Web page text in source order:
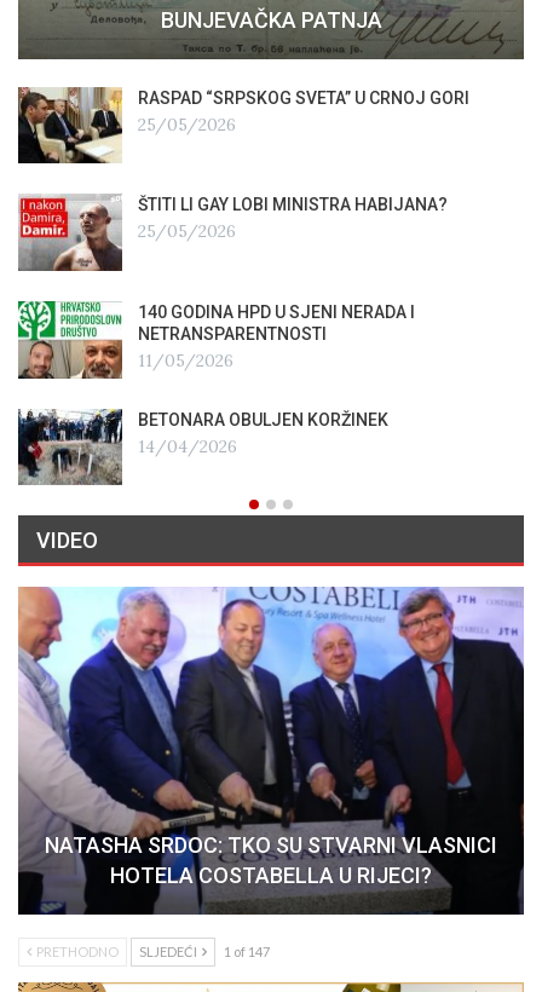
BUNJEVAČKA PATNJA
RASPAD “SRPSKOG SVETA” U CRNOJ GORI
25/05/2026
ŠTITI LI GAY LOBI MINISTRA HABIJANA?
25/05/2026
140 GODINA HPD U SJENI NERADA I
NETRANSPARENTNOSTI
11/05/2026
BETONARA OBULJEN KORŽINEK
14/04/2026
VIDEO
NATASHA SRDOC: TKO SU STVARNI VLASNICI
HOTELA COSTABELLA U RIJECI?
PRETHODNO SLJEDEĆI 1 of 147